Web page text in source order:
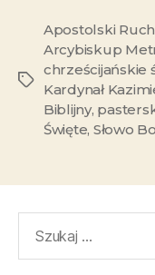
Apostolski
Arcybiskup
chrześcijańskie
Kardynał
Biblijny,
Święte, Słowo